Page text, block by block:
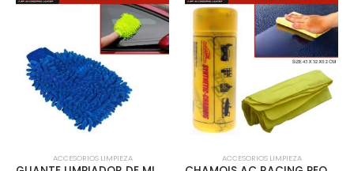
ACCESORIOS LIMPIEZA ACCESORIOS LIMPIEZA